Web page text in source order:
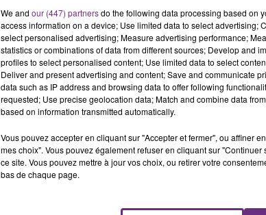
We and our (447) partnersdo the following data processing based on
access information on a device; Use limited data to select advertising;
select personalised advertising; Measure advertising performance;
statistics or combinations of data from different sources; Develop and
profiles to select personalised content; Use limited data to select
Deliver and present advertising and content; Save and communicate
data such as IP address and browsing data to offer following
requested; Use precise geolocation data; Match and combine data
based on information transmitted automatically.
Vous pouvez accepter en cliquant sur "Accepter et fermer", ou affiner
mes choix". Vous pouvez également refuser en cliquant sur
ce site. Vous pouvez mettre à jour vos choix, ou retirer votre
bas de chaque page.